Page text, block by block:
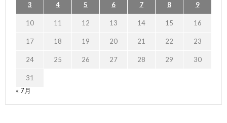
3 4 5 6 7 8 9
10 11 12 13 14 15 16
17 18 19 20 21 22 23
24 25 26 27 28 29 30
31
« 7月